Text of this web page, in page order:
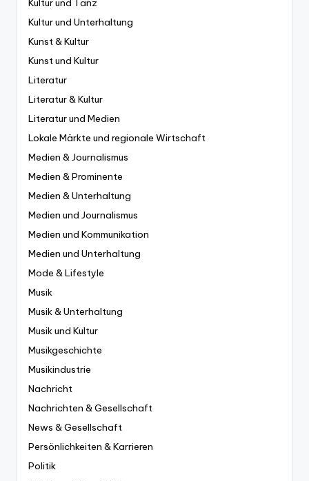
Kultur und Tanz
Kultur und Unterhaltung
Kunst & Kultur
Kunst und Kultur
Literatur
Literatur & Kultur
Literatur und Medien
Lokale Märkte und regionale Wirtschaft
Medien & Journalismus
Medien & Prominente
Medien & Unterhaltung
Medien und Journalismus
Medien und Kommunikation
Medien und Unterhaltung
Mode & Lifestyle
Musik
Musik & Unterhaltung
Musik und Kultur
Musikgeschichte
Musikindustrie
Nachricht
Nachrichten & Gesellschaft
News & Gesellschaft
Persönlichkeiten & Karrieren
Politik